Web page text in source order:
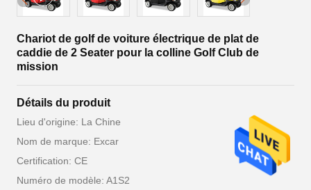
Chariot de golf de voiture électrique de plat de
caddie de 2 Seater pour la colline Golf Club de
mission
Détails du produit
Lieu d'origine: La Chine
Nom de marque: Excar
Certification: CE
Numéro de modèle: A1S2